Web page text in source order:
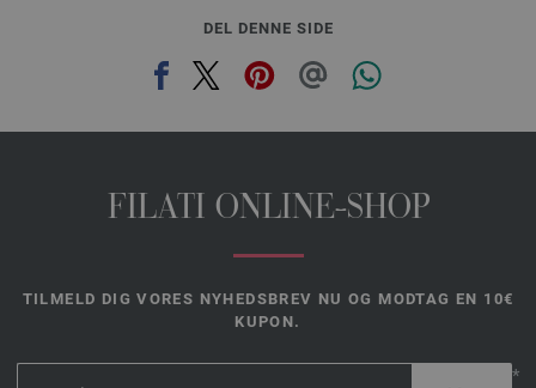
DEL DENNE SIDE
FILATI ONLINE-SHOP
TILMELD DIG VORES NYHEDSBREV NU OG MODTAG EN 10€
KUPON.
*